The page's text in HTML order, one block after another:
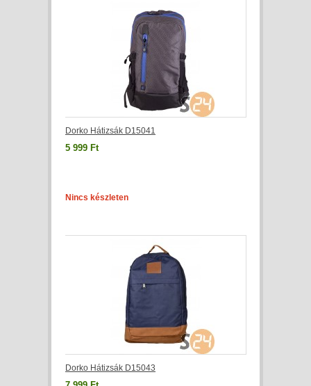
Dorko Hátizsák D15041
5 999 Ft
Nincs készleten
Dorko Hátizsák D15043